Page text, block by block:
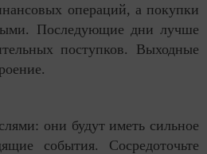
операций, а покупки
Последующие дни лучше
поступков. Выходные
они будут иметь сильное
события. Сосредоточьте